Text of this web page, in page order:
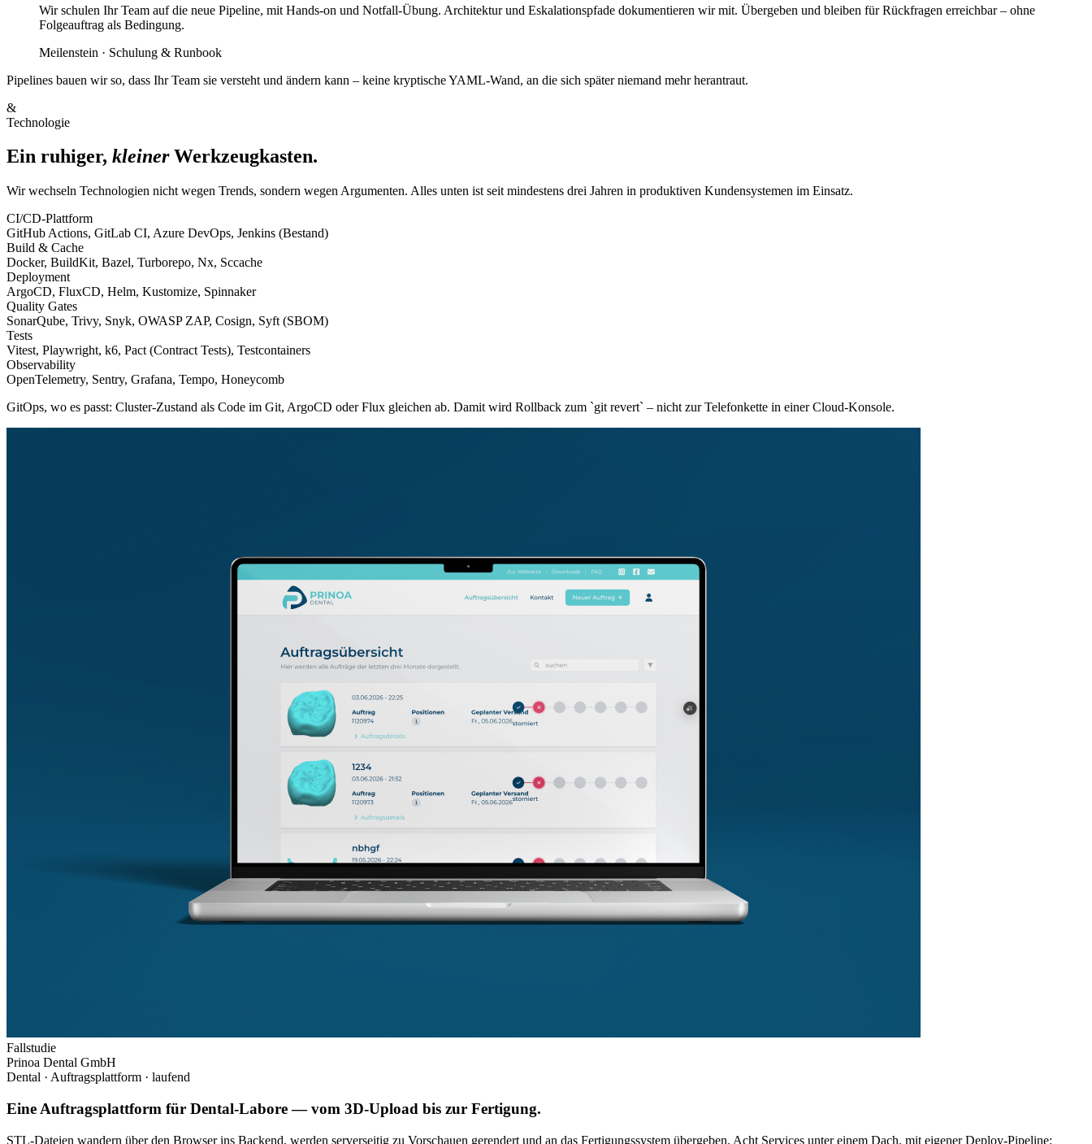
Wir schulen Ihr Team auf die neue Pipeline, mit Hands-on und Notfall-Übung. Architektur und Eskalationspfade dokumentieren wir mit. Übergeben und bleiben für Rückfragen erreichbar – ohne
Folgeauftrag als Bedingung.
Meilenstein · Schulung & Runbook
Pipelines bauen wir so, dass Ihr Team sie versteht und ändern kann – keine kryptische YAML-Wand, an die sich später niemand mehr herantraut.
&
Technologie
Ein ruhiger, kleinerWerkzeugkasten.
Wir wechseln Technologien nicht wegen Trends, sondern wegen Argumenten. Alles unten ist seit mindestens drei Jahren in produktiven Kundensystemen im Einsatz.
CI/CD-Plattform
GitHub Actions, GitLab CI, Azure DevOps, Jenkins (Bestand)
Build & Cache
Docker, BuildKit, Bazel, Turborepo, Nx, Sccache
Deployment
ArgoCD, FluxCD, Helm, Kustomize, Spinnaker
Quality Gates
SonarQube, Trivy, Snyk, OWASP ZAP, Cosign, Syft (SBOM)
Tests
Vitest, Playwright, k6, Pact (Contract Tests), Testcontainers
Observability
OpenTelemetry, Sentry, Grafana, Tempo, Honeycomb
GitOps, wo es passt: Cluster-Zustand als Code im Git, ArgoCD oder Flux gleichen ab. Damit wird Rollback zum `git revert` – nicht zur Telefonkette in einer Cloud-Konsole.
Fallstudie
Prinoa Dental GmbH
Dental · Auftragsplattform · laufend
Eine Auftragsplattform für Dental-Labore — vom 3D-Upload bis zur Fertigung.
STL-Dateien wandern über den Browser ins Backend, werden serverseitig zu Vorschauen gerendert und an das Fertigungssystem übergeben. Acht Services unter einem Dach, mit eigener Deploy-Pipeline: